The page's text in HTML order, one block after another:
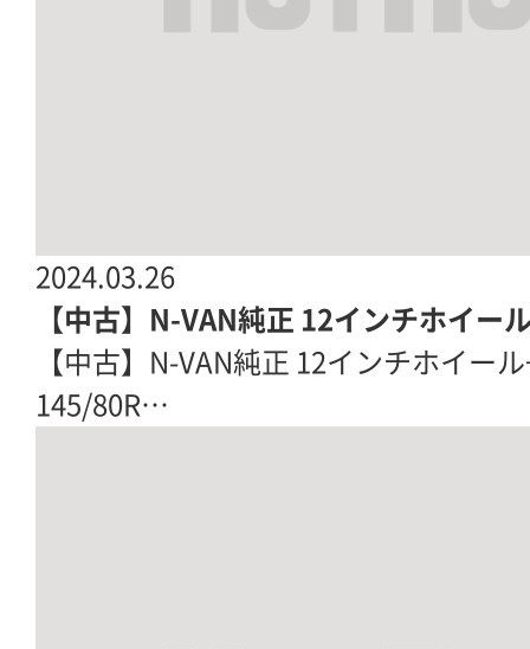
2024.03.26
【中古】N-VAN純正 12インチホイー
【中古】N-VAN純正 12インチホイー
145/80R…